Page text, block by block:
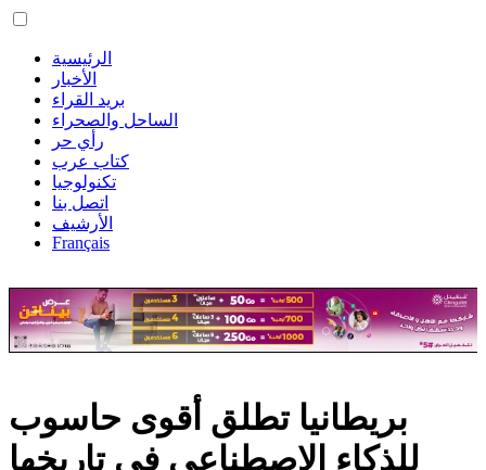
الرئيسية
الأخبار
بريد القراء
الساحل والصحراء
رأي حر
كتاب عرب
تكنولوجيا
اتصل بنا
الأرشيف
Français
بريطانيا تطلق أقوى حاسوب
للذكاء الاصطناعي في تاريخها